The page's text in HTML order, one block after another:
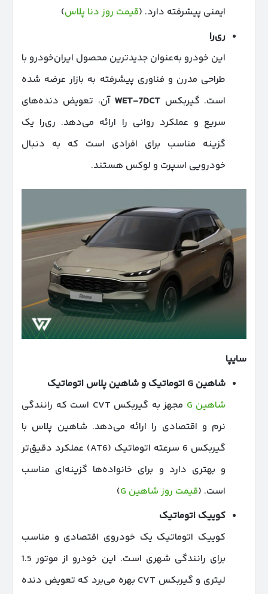
ایمنی پیشرفته دارد. (قیمت روز دنا پلاس)
ری‌را
این خودرو به‌عنوان جدیدترین محصول ایران‌خودرو با
طراحی مدرن و فناوری پیشرفته به بازار عرضه شده
است. گیربکس WET-7DCT آن، تعویض دنده‌های
سریع و عملکرد روانی را ارائه می‌دهد. ری‌را یک
گزینه مناسب برای افرادی است که به دنبال
خودرویی اسپرت و لوکس هستند.
سایپا
شاهین
اتوماتیک و شاهین پلاس اتوماتیک
شاهین G
مجهز به گیربکس CVT است که رانندگی
نرم و اقتصادی را ارائه می‌دهد. شاهین پلاس با
گیربکس 6 سرعته اتوماتیک (AT6) عملکرد دقیق‌تر
و بهتری دارد و برای خانواده‌ها گزینه‌ای مناسب
است. (قیمت روز شاهین G
)
کوییک اتوماتیک
کوییک اتوماتیک یک خودروی اقتصادی و مناسب
برای رانندگی شهری است. این خودرو از موتور 1.5
لیتری و گیربکس CVT بهره می‌برد که تعویض دنده